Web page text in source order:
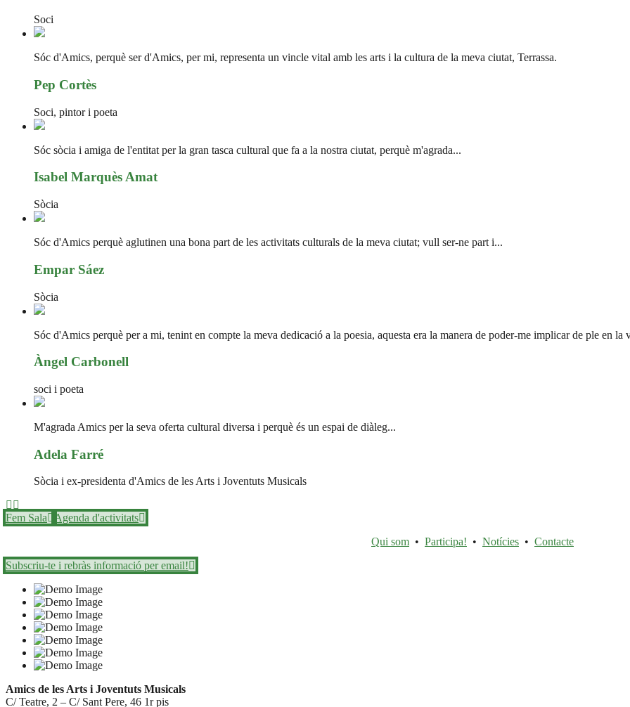
Soci
Sóc d'Amics, perquè ser d'Amics, per mi, representa un vincle vital amb les arts i la cultura de la meva ciutat, Terrassa.
Pep Cortès
Soci, pintor i poeta
Sóc sòcia i amiga de l'entitat per la gran tasca cultural que fa a la nostra ciutat, perquè m'agrada...
Isabel Marquès Amat
Sòcia
Sóc d'Amics perquè aglutinen una bona part de les activitats culturals de la meva ciutat; vull ser-ne part i...
Empar Sáez
Sòcia
Sóc d'Amics perquè per a mi, tenint en compte la meva dedicació a la poesia, aquesta era la manera de poder-me implicar de ple en la
Àngel Carbonell
soci i poeta
M'agrada Amics per la seva oferta cultural diversa i perquè és un espai de diàleg...
Adela Farré
Sòcia i ex-presidenta d'Amics de les Arts i Joventuts Musicals
Fem Sala
Agenda d'activitats
Qui som • Participa! • Notícies • Contacte
Subscriu-te i rebràs informació per email!
Amics de les Arts i Joventuts Musicals
C/ Teatre, 2 – C/ Sant Pere, 46 1r pis